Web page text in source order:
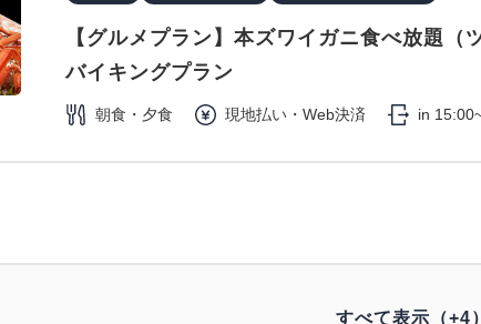
【グルメプラン】本ズワイガニ食べ放題（
バイキングプラン
朝食・夕食 現地払い・Web決済 in
すべて表示（+4）